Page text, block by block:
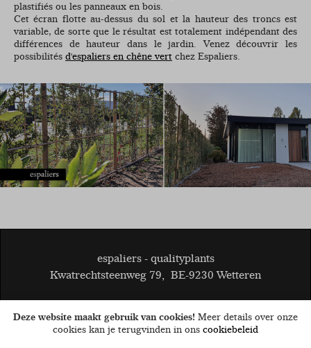
plastifiés ou les panneaux en bois.
Cet écran flotte au-dessus du sol et la hauteur des troncs est
variable, de sorte que le résultat est totalement indépendant des
différences de hauteur dans le jardin. Venez découvrir les
possibilités d'espaliers en chêne vert chez Espaliers.
espaliers - qualityplants
Kwatrechtsteenweg 79, BE-9230 Wetteren
© 2026 BE 0808.403.047
Conditions générales
Disclaimer Cookies privacy
Deze website maakt gebruik van cookies! Meer details over onze
cookies kan je terugvinden in ons cookiebeleid